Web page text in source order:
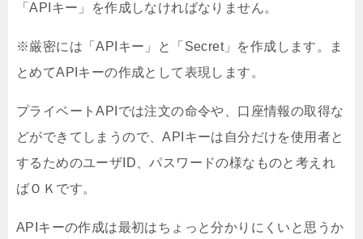
「APIキー」を作成しなければなりません。
※厳密には「APIキー」と「Secret」を作成します。ま
とめてAPIキーの作成として表現します。
プライベートAPIでは注文の命令や、口座情報の取得な
どができてしまうので、APIキーは自分だけを使用者と
するためのユーザID、パスワードの様なものと考えれ
ばＯＫです。
APIキーの作成は最初はちょっと分かりにくいと思うか